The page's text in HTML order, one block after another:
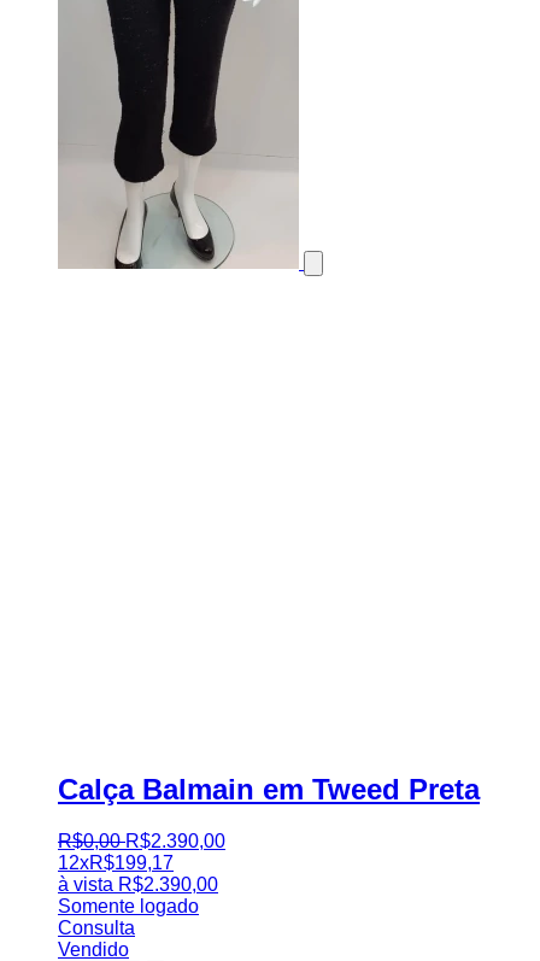
Calça Balmain em Tweed Preta
R$0,00 R$2.390,00
12xR$199,17
à vista R$2.390,00
Somente logado
Consulta
Vendido